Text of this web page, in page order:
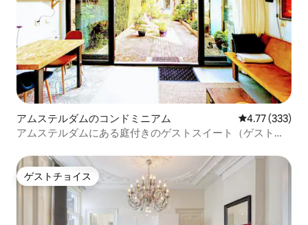
アムステルダムのコンドミニアム レビュー333
4.77 (333)
アムステルダムにある庭付きのゲストスイート（ゲスト専
ゲストチョイス
ゲストチョイス